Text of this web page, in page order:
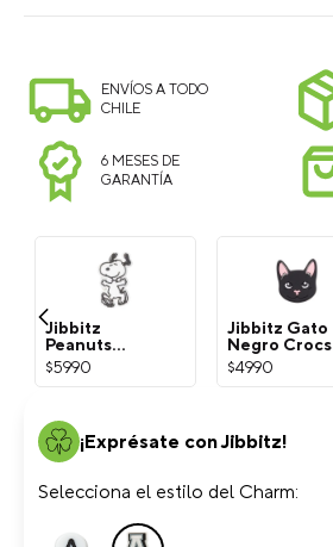
ENVÍOS A TODO
CHILE
6 MESES DE
GARANTÍA
Jibbitz
Peanuts
Snoopy
Blanco Crocs
$5990
Jibbitz Gato
Negro Crocs
$4990
¡Exprésate con Jibbitz!
Selecciona el estilo del Charm: